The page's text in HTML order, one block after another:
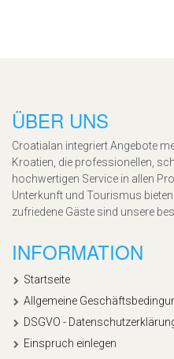
ÜBER UNS
Croatialan integriert Angebote
Kroatien, die professionellen,
hochwertigen Service in allen
Unterkunft und Tourismus
zufriedene Gäste sind unsere
INFORMATION
Startseite
Allgemeine
DSGVO -
Einspruch einlegen